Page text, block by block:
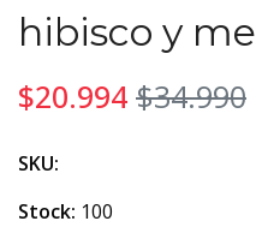
hibisco y
$20.994 $34.990
SKU:
Stock: 100